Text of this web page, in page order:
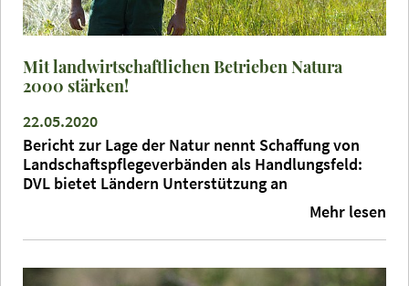
Mit landwirtschaftlichen Betrieben Natura
2000 stärken!
22.05.2020
Bericht zur Lage der Natur nennt Schaffung von
Landschaftspflegeverbänden als Handlungsfeld:
DVL bietet Ländern Unterstützung an
Mehr lesen